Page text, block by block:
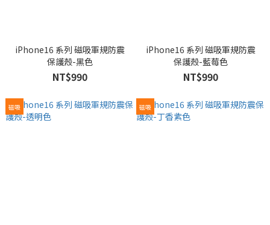
iPhone16 系列 磁吸軍規防震
保護殼-黑色
NT$990
iPhone16 系列 磁吸軍規防震
保護殼-藍莓色
NT$990
磁吸 磁吸